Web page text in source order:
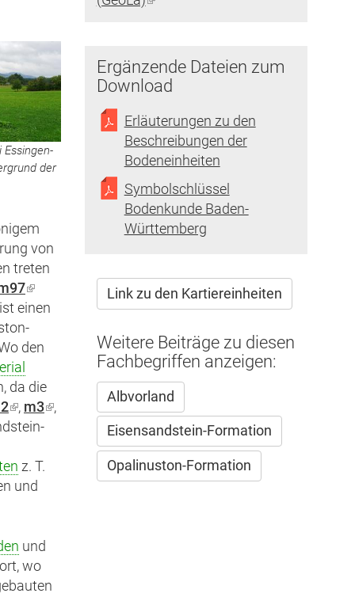
der
von
treten
(Link
ist
extern)
einen
den
da die
(Link
ist
, m3(Link
,
z. T.
und
und
wo
Ergänzende Dateien zum
Download
Erläuterungen zu den
Beschreibungen der
Bodeneinheiten
Symbolschlüssel
Bodenkunde Baden-
Württemberg
Link zu den Kartiereinheiten
Weitere Beiträge zu diesen
Fachbegriffen anzeigen:
Albvorland
Eisensandstein-Formation
Opalinuston-Formation